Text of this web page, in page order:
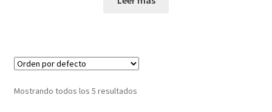
Mostrando todos los 5 resultados